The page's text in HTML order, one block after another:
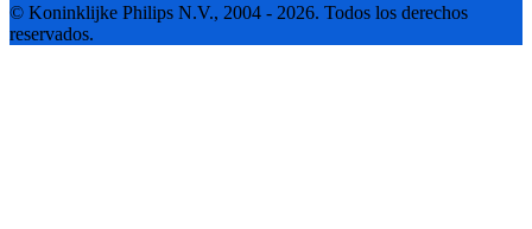
© Koninklijke Philips N.V., 2004 - 2026. Todos los derechos
reservados.